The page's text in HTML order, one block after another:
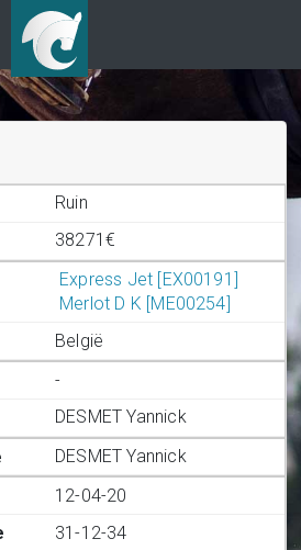
Ruin
38271€
Express Jet [EX00191]
Merlot D K [ME00254]
België
-
DESMET Yannick
DESMET Yannick
12-04-20
31-12-34